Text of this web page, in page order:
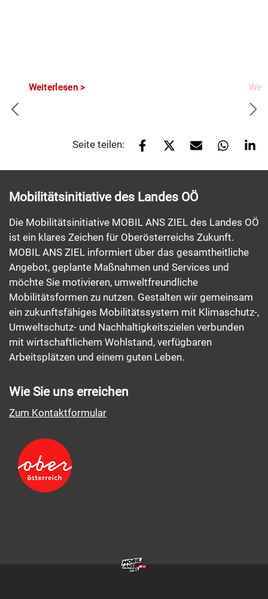
Weiterlesen
Seite teilen:
Mobilitätsinitiative des Landes OÖ
Die Mobilitätsinitiative MOBIL ANS ZIEL des Landes OÖ
ist ein klares Zeichen für Oberösterreichs Zukunft.
MOBIL ANS ZIEL informiert über das gesamtheitliche
Angebot, geplante Maßnahmen und Services und
möchte Sie motivieren, umweltfreundliche
Mobilitätsformen zu nutzen. Gestalten wir gemeinsam
ein zukunftsfähiges Mobilitätssystem mit Klimaschutz-,
Umweltschutz- und Nachhaltigkeitszielen verbunden
mit wirtschaftlichem Wohlstand, verfügbaren
Arbeitsplätzen und einem guten Leben.
Wie Sie uns erreichen
Zum Kontaktformular